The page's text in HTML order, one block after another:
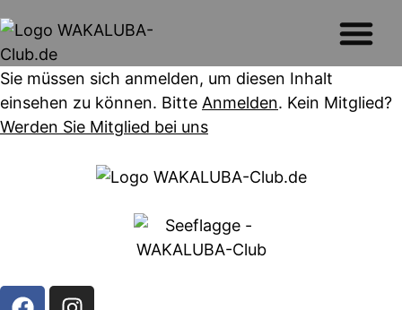
Sie müssen sich anmelden, um diesen Inhalt
einsehen zu können. Bitte Anmelden. Kein Mitglied?
Werden Sie Mitglied bei uns